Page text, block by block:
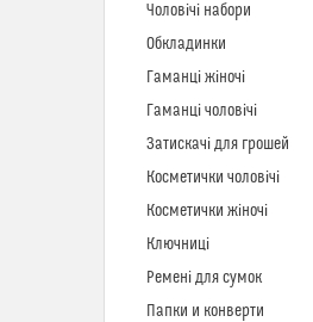
Чоловічі набори
Обкладинки
Гаманці жіночі
Гаманці чоловічі
Затискачі для грошей
Косметички чоловічі
Косметички жіночі
Ключниці
Ремені для сумок
Папки и конверти